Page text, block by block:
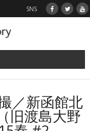
SNS
／新函館北
旧渡島大野